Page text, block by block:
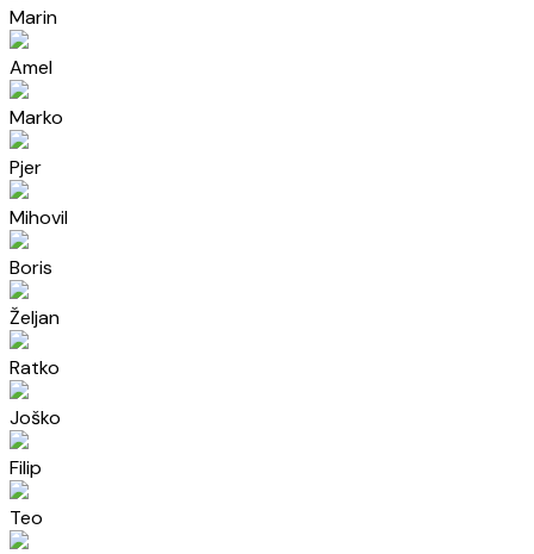
Marin
Amel
Marko
Pjer
Mihovil
Boris
Željan
Ratko
Joško
Filip
Teo